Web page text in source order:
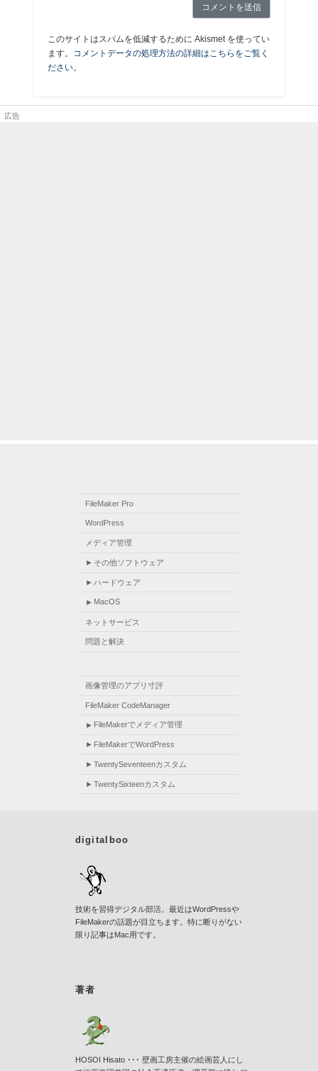
このサイトはスパムを低減するために Akismet を使ってい
ます。 コメントデータの処理方法の詳細はこちらをご覧く
ださい。
FileMaker Pro
WordPress
メディア管理
その他ソフトウェア
ハードウェア
MacOS
ネットサービス
問題と解決
画像管理のアプリ寸評
FileMaker CodeManager
FileMakerでメディア管理
FileMakerでWordPress
TwentySeventeenカスタム
TwentySixteenカスタム
digitalboo
技術を習得デジタル部活。最近はWordPressや
FileMakerの話題が目立ちます。特に断りがない
限り記事はMac用です。
著者
HOSOI Hisato ･･･ 壁画工房主催の絵画芸人にし